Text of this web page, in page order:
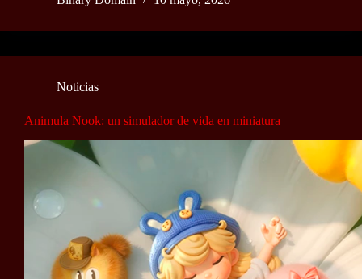
Noticias
Animula Nook: un simulador de vida en miniatura